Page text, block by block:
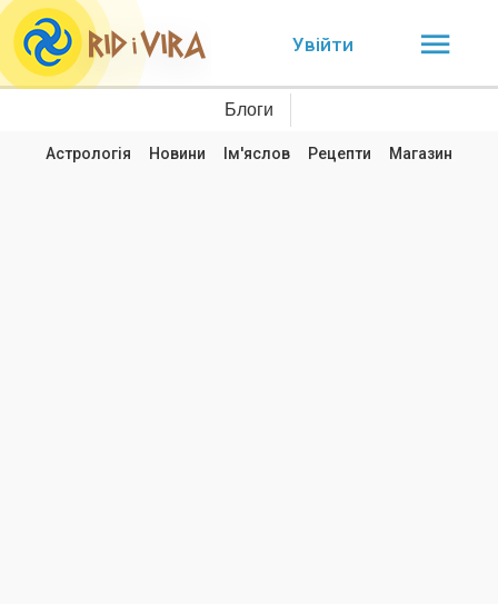
Увійти
Блоги
Астрологія Новини Ім'яслов Рецепти Магазин